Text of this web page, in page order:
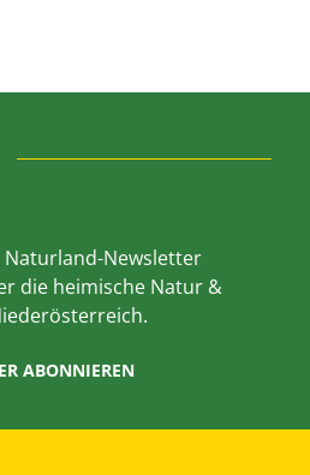
Newsletter
die heimische Natur &
ABONNIEREN